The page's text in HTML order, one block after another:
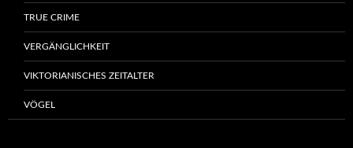
TRUE CRIME
VERGÄNGLICHKEIT
VIKTORIANISCHES ZEITALTER
VÖGEL